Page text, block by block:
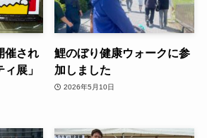
催され
展」
鯉のぼり健康ウォークに参
加しました
2026年5月10日